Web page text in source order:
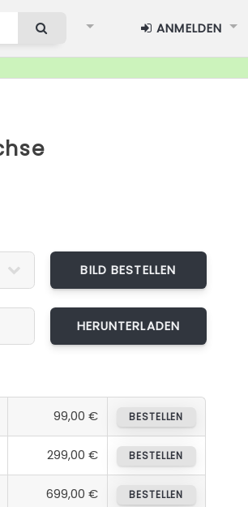
ANMELDEN
BILD BESTELLEN
99,00 € BESTELLEN
299,00 € BESTELLEN
699,00 € BESTELLEN